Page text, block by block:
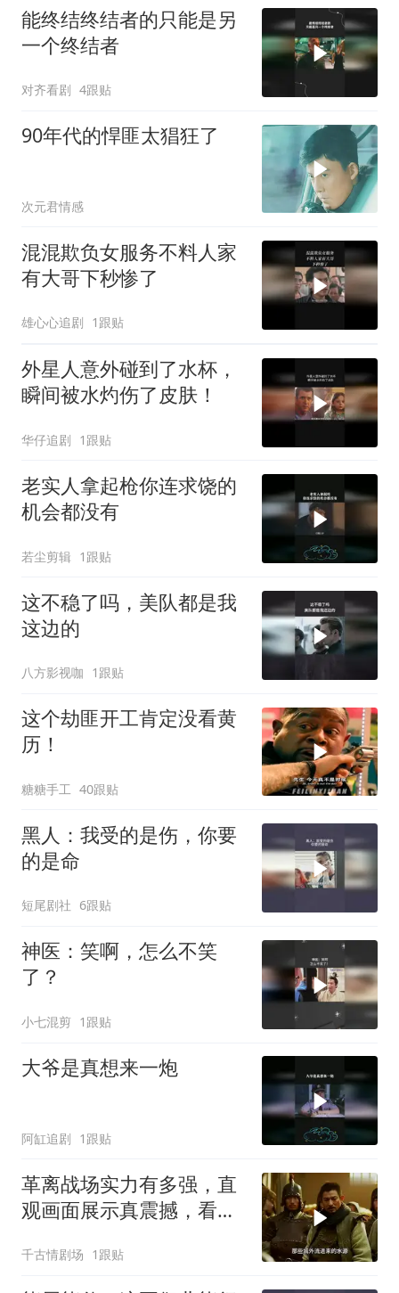
能终结终结者的只能是另
一个终结者
对齐看剧 4跟贴
90年代的悍匪太猖狂了
次元君情感
混混欺负女服务不料人家
有大哥下秒惨了
雄心心追剧 1跟贴
外星人意外碰到了水杯，
瞬间被水灼伤了皮肤！
华仔追剧 1跟贴
老实人拿起枪你连求饶的
机会都没有
若尘剪辑 1跟贴
这不稳了吗，美队都是我
这边的
八方影视咖 1跟贴
这个劫匪开工肯定没看黄
历！
糖糖手工 40跟贴
黑人：我受的是伤，你要
的是命
短尾剧社 6跟贴
神医：笑啊，怎么不笑
了？
小七混剪 1跟贴
大爷是真想来一炮
阿缸追剧 1跟贴
革离战场实力有多强，直
观画面展示真震撼，看完
千古情剧场 1跟贴